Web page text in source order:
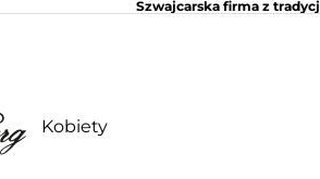
Szwajcarska firma z
Kobiety